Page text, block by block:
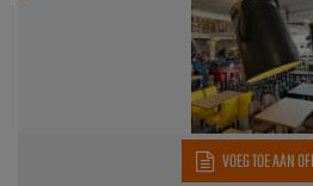
VOEG TOE AAN